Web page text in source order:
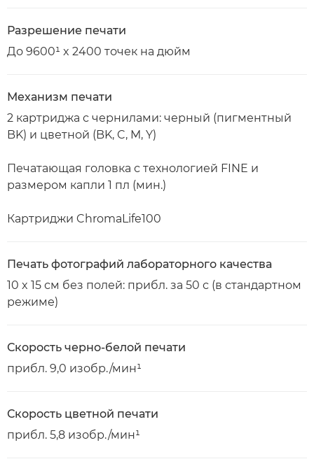
Разрешение печати
До 9600¹ x 2400 точек на дюйм
Механизм печати
2 картриджа с чернилами: черный (пигментный
BK) и цветной (BK, C, M, Y)
Печатающая головка с технологией FINE и
размером капли 1 пл (мин.)
Картриджи ChromaLife100
Печать фотографий лабораторного качества
10 x 15 см без полей: прибл. за 50 с (в стандартном
режиме)
Скорость черно-белой печати
прибл. 9,0 изобр./мин¹
Скорость цветной печати
прибл. 5,8 изобр./мин¹